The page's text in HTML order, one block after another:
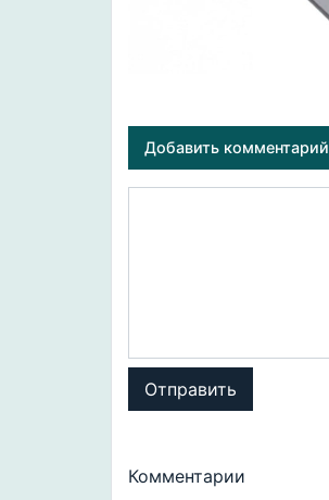
Добавить комментарий
Отправить
Комментарии